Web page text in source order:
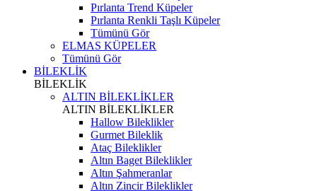
Pırlanta Trend Küpeler
Pırlanta Renkli Taşlı Küpeler
Tümünü Gör
ELMAS KÜPELER
Tümünü Gör
BİLEKLİK
BİLEKLİK
ALTIN BİLEKLİKLER
ALTIN BİLEKLİKLER
Hallow Bileklikler
Gurmet Bileklik
Ataç Bileklikler
Altın Baget Bileklikler
Altın Şahmeranlar
Altın Zincir Bileklikler